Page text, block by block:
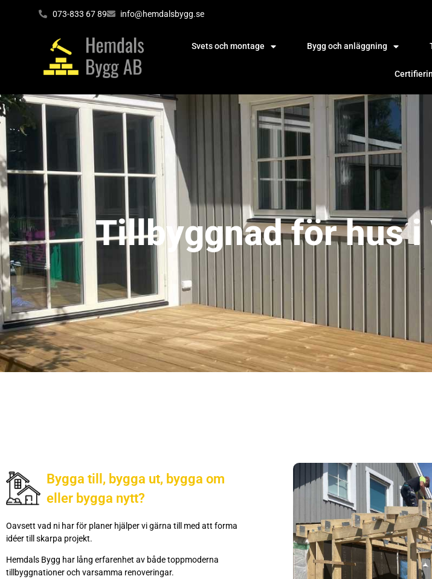
073-833 67 89 info@hemdalsbygg.se
Svets och montage Bygg och anläggning
Tillbyggnad för hus i
Bygga till, bygga ut, bygga om
eller bygga nytt?
Oavsett vad ni har för planer hjälper vi gärna till med att forma
idéer till skarpa projekt.
Hemdals Bygg har lång erfarenhet av både toppmoderna
tillbyggnationer och varsamma renoveringar.